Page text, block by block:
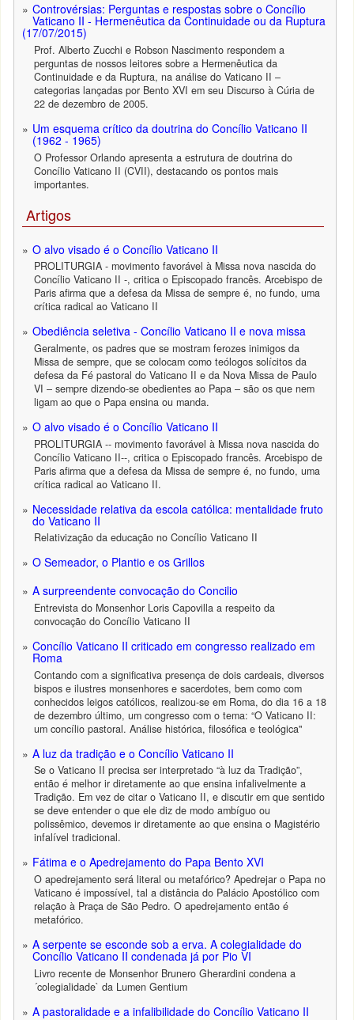
Controvérsias: Perguntas e respostas sobre o Concílio
Vaticano II - Hermenêutica da Continuidade ou da Ruptura
(17/07/2015)
Prof. Alberto Zucchi e Robson Nascimento respondem a
perguntas de nossos leitores sobre a Hermenêutica da
Continuidade e da Ruptura, na análise do Vaticano II –
categorias lançadas por Bento XVI em seu Discurso à Cúria de
22 de dezembro de 2005.
Um esquema crítico da doutrina do Concílio Vaticano II
(1962 - 1965)
O Professor Orlando apresenta a estrutura de doutrina do
Concílio Vaticano II (CVII), destacando os pontos mais
importantes.
Artigos
O alvo visado é o Concílio Vaticano II
PROLITURGIA - movimento favorável à Missa nova nascida do
Concílio Vaticano II -, critica o Episcopado francês. Arcebispo de
Paris afirma que a defesa da Missa de sempre é, no fundo, uma
crítica radical ao Vaticano II
Obediência seletiva - Concílio Vaticano II e nova missa
Geralmente, os padres que se mostram ferozes inimigos da
Missa de sempre, que se colocam como teólogos solícitos da
defesa da Fé pastoral do Vaticano II e da Nova Missa de Paulo
VI – sempre dizendo-se obedientes ao Papa – são os que nem
ligam ao que o Papa ensina ou manda.
O alvo visado é o Concílio Vaticano II
PROLITURGIA -- movimento favorável à Missa nova nascida do
Concílio Vaticano II--, critica o Episcopado francês. Arcebispo de
Paris afirma que a defesa da Missa de sempre é, no fundo, uma
crítica radical ao Vaticano II.
Necessidade relativa da escola católica: mentalidade fruto
do Vaticano II
Relativização da educação no Concílio Vaticano II
O Semeador, o Plantio e os Grillos
A surpreendente convocação do Concilio
Entrevista do Monsenhor Loris Capovilla a respeito da
convocação do Concílio Vaticano II
Concílio Vaticano II criticado em congresso realizado em
Roma
Contando com a significativa presença de dois cardeais, diversos
bispos e ilustres monsenhores e sacerdotes, bem como com
conhecidos leigos católicos, realizou-se em Roma, do dia 16 a 18
de dezembro último, um congresso com o tema: “O Vaticano II:
um concílio pastoral. Análise histórica, filosófica e teológica"
A luz da tradição e o Concílio Vaticano II
Se o Vaticano II precisa ser interpretado “à luz da Tradição”,
então é melhor ir diretamente ao que ensina infalivelmente a
Tradição. Em vez de citar o Vaticano II, e discutir em que sentido
se deve entender o que ele diz de modo ambíguo ou
polissêmico, devemos ir diretamente ao que ensina o Magistério
infalível tradicional.
Fátima e o Apedrejamento do Papa Bento XVI
O apedrejamento será literal ou metafórico? Apedrejar o Papa no
Vaticano é impossível, tal a distância do Palácio Apostólico com
relação à Praça de São Pedro. O apedrejamento então é
metafórico.
A serpente se esconde sob a erva. A colegialidade do
Concílio Vaticano II condenada já por Pio VI
Livro recente de Monsenhor Brunero Gherardini condena a
´colegialidade` da Lumen Gentium
A pastoralidade e a infalibilidade do Concílio Vaticano II